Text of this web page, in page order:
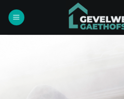
naar